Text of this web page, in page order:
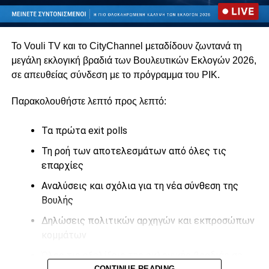
Το Vouli TV και το CityChannel μεταδίδουν ζωντανά τη
μεγάλη εκλογική βραδιά των Βουλευτικών Εκλογών 2026,
σε απευθείας σύνδεση με το πρόγραμμα του ΡΙΚ.
Παρακολουθήστε λεπτό προς λεπτό:
Τα πρώτα exit polls
Τη ροή των αποτελεσμάτων από όλες τις
επαρχίες
Αναλύσεις και σχόλια για τη νέα σύνθεση της
Βουλής
Δηλώσεις πολιτικών αρχηγών και εκπροσώπων